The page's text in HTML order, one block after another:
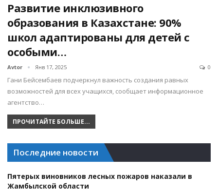
Развитие инклюзивного
образования в Казахстане: 90%
школ адаптированы для детей с
особыми…
Avtor Янв 17, 2025 0
Гани Бейсембаев подчеркнул важность создания равных
возможностей для всех учащихся, сообщает информационное
агентство…
ПРОЧИТАЙТЕ БОЛЬШЕ...
Последние новости
Пятерых виновников лесных пожаров наказали в
Жамбылской области